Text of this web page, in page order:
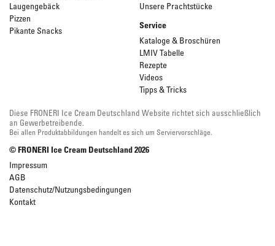
Laugengebäck
Pizzen
Pikante Snacks
Unsere Prachtstücke
Service
Kataloge & Broschüren
LMIV Tabelle
Rezepte
Videos
Tipps & Tricks
Diese FRONERI Ice Cream Deutschland Website richtet sich ausschließlich
an Gewerbetreibende.
Bei allen Produktabbildungen handelt es sich um Serviervorschläge.
© FRONERI Ice Cream Deutschland2026
Impressum
AGB
Datenschutz/Nutzungsbedingungen
Kontakt